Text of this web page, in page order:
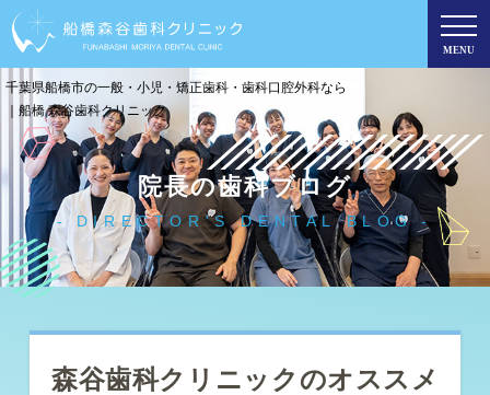
MENU
千葉県船橋市の一般・小児・矯正歯科・歯科口腔外科なら
｜船橋 森谷歯科クリニック
院長の歯科ブログ
DIRECTOR'S DENTAL BLOG
森谷歯科クリニックのオススメ